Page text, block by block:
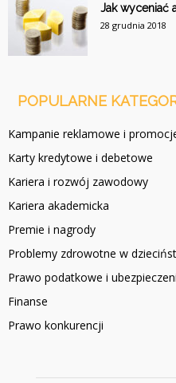
Jak wyceniać
28 grudnia 2018
POPULARNE
Kampanie reklamowe i
Karty kredytowe i debetowe
Kariera i rozwój zawodowy
Kariera akademicka
Premie i nagrody
Problemy zdrowotne w
Prawo podatkowe i
Finanse
Prawo konkurencji